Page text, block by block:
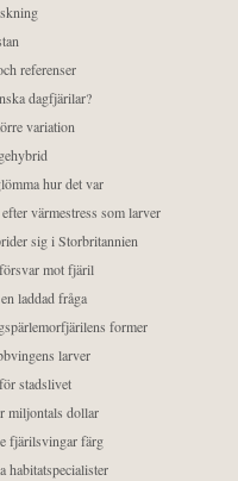
referenser
dagfjärilar?
variation
hur det var
värmestress som larver
sig i Storbritannien
mot fjäril
laddad fråga
former
larver
stadslivet
miljontals dollar
fjärilsvingar färg
habitatspecialister